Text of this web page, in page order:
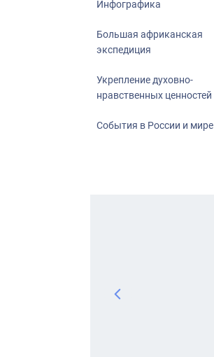
Инфографика
Большая африканская
экспедиция
Укрепление духовно-
нравственных ценностей
События в России и мире